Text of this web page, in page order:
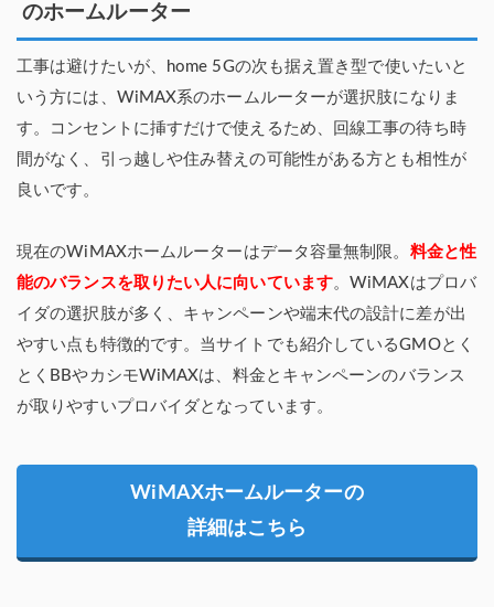
のホームルーター
工事は避けたいが、home 5Gの次も据え置き型で使いたいと
いう方には、WiMAX系のホームルーターが選択肢になりま
す。コンセントに挿すだけで使えるため、回線工事の待ち時
間がなく、引っ越しや住み替えの可能性がある方とも相性が
良いです。
現在のWiMAXホームルーターはデータ容量無制限。 料金と性
能のバランスを取りたい人に向いています。WiMAXはプロバ
イダの選択肢が多く、キャンペーンや端末代の設計に差が出
やすい点も特徴的です。当サイトでも紹介しているGMOとく
とくBBやカシモWiMAXは、料金とキャンペーンのバランス
が取りやすいプロバイダとなっています。
WiMAXホームルーターの
詳細はこちら